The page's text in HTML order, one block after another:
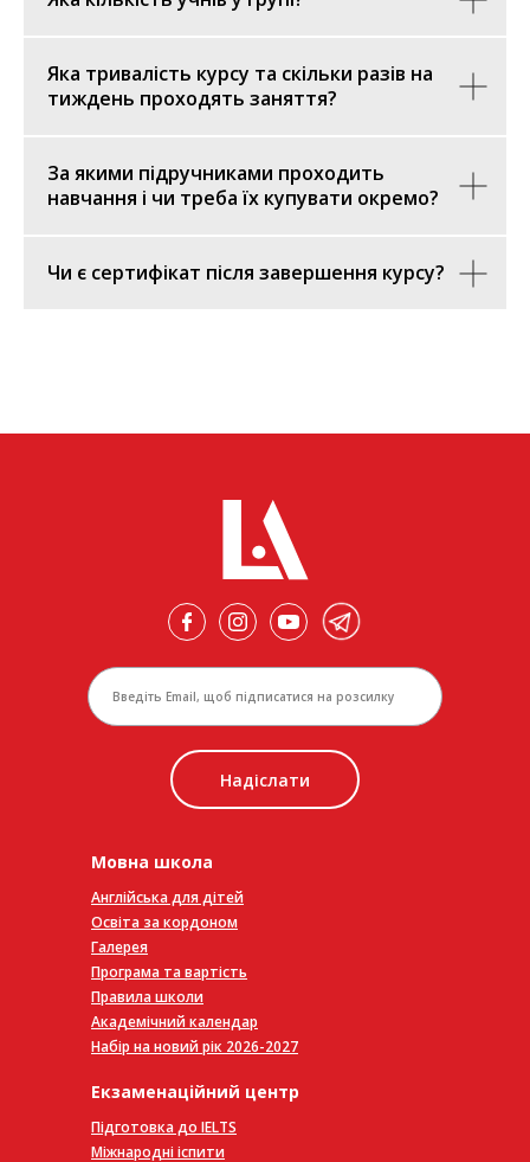
Яка тривалість курсу та скільки разів на
тиждень проходять заняття?
За якими підручниками проходить
навчання і чи треба їх купувати окремо?
Чи є сертифікат після завершення курсу?
Мовна школа
Англійська для дітей
Освіта за кордоном
Галерея
Програма та вартість
Правила школи
Надіслати
Набір на новий рік 2026-2027
Академічний календар
Підготовка до IELTS
Міжнародні іспити
Екзаменаційний центр